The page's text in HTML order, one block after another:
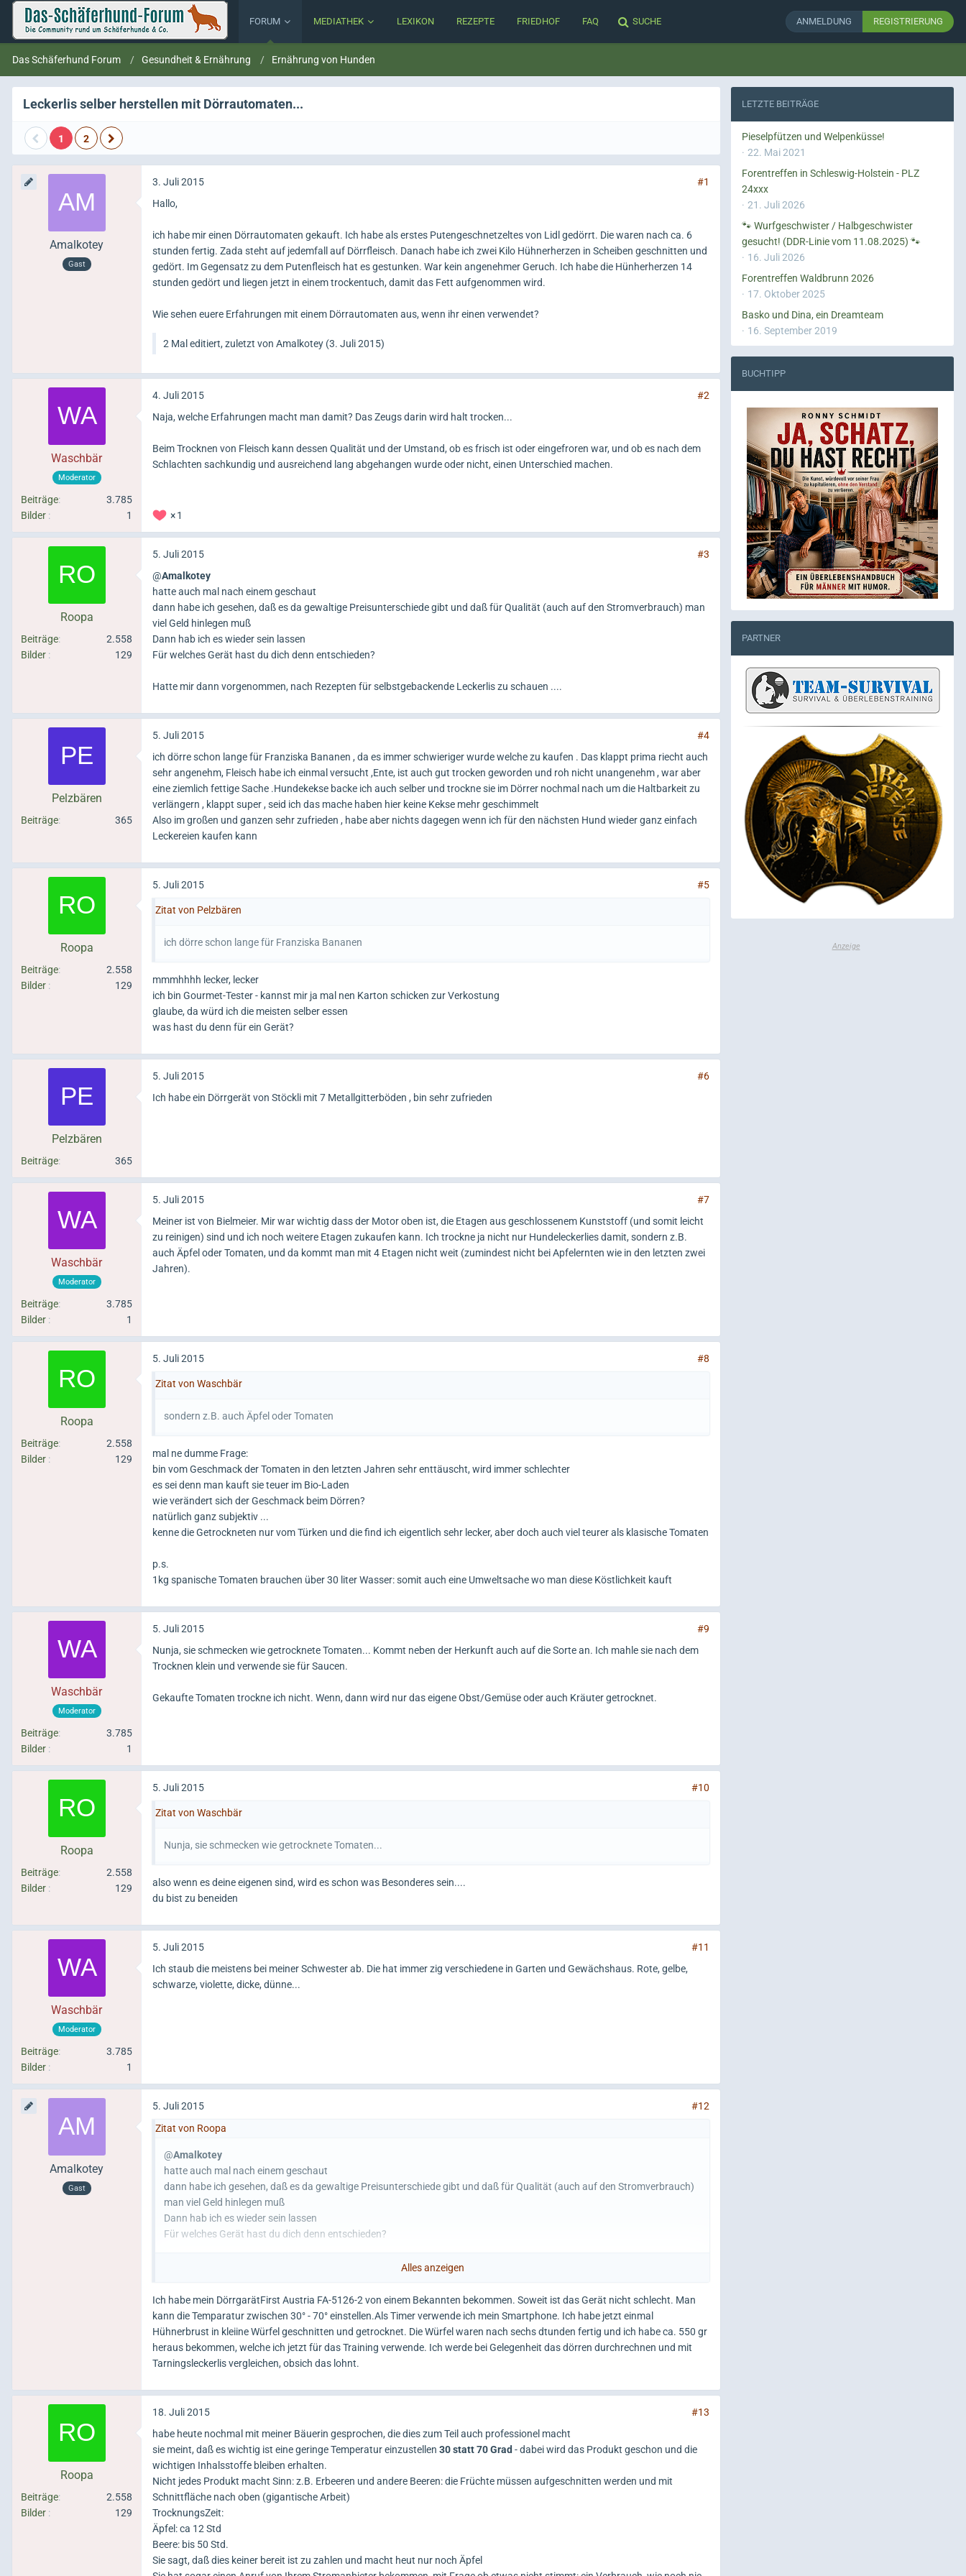
FORUM MEDIATHEK LEXIKON REZEPTE FRIEDHOF FAQ SUCHE ANMELDUNG REGISTRIERUNG
Das Schäferhund Forum Gesundheit & Ernährung Ernährung von Hunden
Leckerlis selber herstellen mit Dörrautomaten...
1 2
Amalkotey
Gast
3. Juli 2015
#1
Hallo,
ich habe mir einen Dörrautomaten gekauft. Ich habe als erstes Putengeschnetzeltes von Lidl gedörrt. Die waren nach ca. 6
stunden fertig. Zada steht auf jedemfall auf Dörrfleisch. Danach habe ich zwei Kilo Hühnerherzen in Scheiben geschnitten und
gedört. Im Gegensatz zu dem Putenfleisch hat es gestunken. War kein angenehmer Geruch. Ich habe die Hünherherzen 14
stunden gedört und liegen jetzt in einem trockentuch, damit das Fett aufgenommen wird.
Wie sehen euere Erfahrungen mit einem Dörrautomaten aus, wenn ihr einen verwendet?
2 Mal editiert, zuletzt von Amalkotey (3. Juli 2015)
Waschbär
Moderator
Beiträge
3.785
Bilder
1
4. Juli 2015
#2
Naja, welche Erfahrungen macht man damit? Das Zeugs darin wird halt trocken...
Beim Trocknen von Fleisch kann dessen Qualität und der Umstand, ob es frisch ist oder eingefroren war, und ob es nach dem
Schlachten sachkundig und ausreichend lang abgehangen wurde oder nicht, einen Unterschied machen.
1
Roopa
Beiträge
2.558
Bilder
129
5. Juli 2015
#3
@Amalkotey
hatte auch mal nach einem geschaut
dann habe ich gesehen, daß es da gewaltige Preisunterschiede gibt und daß für Qualität (auch auf den Stromverbrauch) man
viel Geld hinlegen muß
Dann hab ich es wieder sein lassen
Für welches Gerät hast du dich denn entschieden?
Hatte mir dann vorgenommen, nach Rezepten für selbstgebackende Leckerlis zu schauen ....
Pelzbären
Beiträge 365
5. Juli 2015
#4
ich dörre schon lange für Franziska Bananen , da es immer schwieriger wurde welche zu kaufen . Das klappt prima riecht auch
sehr angenehm, Fleisch habe ich einmal versucht ,Ente, ist auch gut trocken geworden und roh nicht unangenehm , war aber
eine ziemlich fettige Sache .Hundekekse backe ich auch selber und trockne sie im Dörrer nochmal nach um die Haltbarkeit zu
verlängern , klappt super , seid ich das mache haben hier keine Kekse mehr geschimmelt
Also im großen und ganzen sehr zufrieden , habe aber nichts dagegen wenn ich für den nächsten Hund wieder ganz einfach
Leckereien kaufen kann
Roopa
Beiträge
2.558
Bilder
129
5. Juli 2015 #5
Zitat von Pelzbären
ich dörre schon lange für Franziska Bananen
mmmhhhh lecker, lecker
ich bin Gourmet-Tester - kannst mir ja mal nen Karton schicken zur Verkostung
glaube, da würd ich die meisten selber essen
was hast du denn für ein Gerät?
Pelzbären
Beiträge 365
5. Juli 2015
#6
Ich habe ein Dörrgerät von Stöckli mit 7 Metallgitterböden , bin sehr zufrieden
Waschbär
Moderator
Beiträge
3.785
Bilder
1
5. Juli 2015
#7
Meiner ist von Bielmeier. Mir war wichtig dass der Motor oben ist, die Etagen aus geschlossenem Kunststoff (und somit leicht
zu reinigen) sind und ich noch weitere Etagen zukaufen kann. Ich trockne ja nicht nur Hundeleckerlies damit, sondern z.B.
auch Äpfel oder Tomaten, und da kommt man mit 4 Etagen nicht weit (zumindest nicht bei Apfelernten wie in den letzten zwei
Jahren).
Roopa
Beiträge
2.558
Bilder
129
5. Juli 2015 #8
Zitat von Waschbär
sondern z.B. auch Äpfel oder Tomaten
mal ne dumme Frage:
bin vom Geschmack der Tomaten in den letzten Jahren sehr enttäuscht, wird immer schlechter
es sei denn man kauft sie teuer im Bio-Laden
wie verändert sich der Geschmack beim Dörren?
natürlich ganz subjektiv ...
kenne die Getrockneten nur vom Türken und die find ich eigentlich sehr lecker, aber doch auch viel teurer als klasische Tomaten
p.s.
1kg spanische Tomaten brauchen über 30 liter Wasser: somit auch eine Umweltsache wo man diese Köstlichkeit kauft
Waschbär
Moderator
Beiträge
3.785
Bilder
1
5. Juli 2015
#9
Nunja, sie schmecken wie getrocknete Tomaten... Kommt neben der Herkunft auch auf die Sorte an. Ich mahle sie nach dem
Trocknen klein und verwende sie für Saucen.
Gekaufte Tomaten trockne ich nicht. Wenn, dann wird nur das eigene Obst/Gemüse oder auch Kräuter getrocknet.
Roopa
Beiträge
2.558
Bilder
129
5. Juli 2015 #10
Zitat von Waschbär
Nunja, sie schmecken wie getrocknete Tomaten...
also wenn es deine eigenen sind, wird es schon was Besonderes sein....
du bist zu beneiden
Waschbär
Moderator
Beiträge
3.785
Bilder
1
5. Juli 2015
#11
Ich staub die meistens bei meiner Schwester ab. Die hat immer zig verschiedene in Garten und Gewächshaus. Rote, gelbe,
schwarze, violette, dicke, dünne...
Amalkotey
Gast
5. Juli 2015
#12
Zitat von Roopa
@Amalkotey
hatte auch mal nach einem geschaut
dann habe ich gesehen, daß es da gewaltige Preisunterschiede gibt und daß für Qualität (auch auf den Stromverbrauch)
man viel Geld hinlegen muß
Dann hab ich es wieder sein lassen
Für welches Gerät hast du dich denn entschieden?
Hatte mir dann vorgenommen, nach Rezepten für selbstgebackende Leckerlis zu schauen ....
Alles anzeigen
Ich habe mein DörrgarätFirst Austria FA-5126-2 von einem Bekannten bekommen. Soweit ist das Gerät nicht schlecht. Man
kann die Temparatur zwischen 30° - 70° einstellen.Als Timer verwende ich mein Smartphone. Ich habe jetzt einmal
Hühnerbrust in kleiine Würfel geschnitten und getrocknet. Die Würfel waren nach sechs dtunden fertig und ich habe ca. 550 gr
heraus bekommen, welche ich jetzt für das Training verwende. Ich werde bei Gelegenheit das dörren durchrechnen und mit
Tarningsleckerlis vergleichen, obsich das lohnt.
Roopa
Beiträge
2.558
Bilder
129
18. Juli 2015
#13
habe heute nochmal mit meiner Bäuerin gesprochen, die dies zum Teil auch professionel macht
sie meint, daß es wichtig ist eine geringe Temperatur einzustellen 30 statt 70 Grad - dabei wird das Produkt geschon und die
wichtigen Inhalsstoffe bleiben erhalten.
Nicht jedes Produkt macht Sinn: z.B. Erbeeren und andere Beeren: die Früchte müssen aufgeschnitten werden und mit
Schnittfläche nach oben (gigantische Arbeit)
TrocknungsZeit:
Äpfel: ca 12 Std
Beere: bis 50 Std.
Sie sagt, daß dies keiner bereit ist zu zahlen und macht heut nur noch Äpfel
LETZTE BEITRÄGE
Pieselpfützen und Welpenküsse!
22. Mai 2021
Forentreffen in Schleswig-Holstein - PLZ
24xxx
21. Juli 2026
🐾 Wurfgeschwister / Halbgeschwister
gesucht! (DDR-Linie vom 11.08.2025) 🐾
16. Juli 2026
Forentreffen Waldbrunn 2026
17. Oktober 2025
Basko und Dina, ein Dreamteam
16. September 2019
BUCHTIPP
PARTNER